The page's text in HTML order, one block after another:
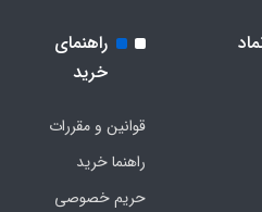
راهنمای
خرید
قوانین و مقررات
راهنما خرید
حریم خصوصی